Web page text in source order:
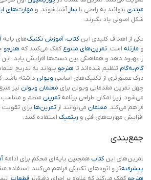
مبتدی بتوانند به راحتی با ساز آشنا شوند. و مهارت‌های
شکل اصولی یاد بگیرند.
یکی از اهداف کلیدی این کتاب،آموزش تکنیک‌های پایه
و مارتله است. تمرین‌های متنوع کمک می‌کنند که هنرجو
را بهبود دهد و هماهنگی بین دست‌ها افزایش یابد. این
گام‌به‌گام تنظیم شده‌اند تا هنرجو بتواند به تدریج
درک عمیق‌تری از تکنیک‌های اساسی ویولن
چهل تمرین مقدماتی ویولن برای معلمان ویولن نیز
می‌شود. زیرا امکان طراحی برنامه تمرینی منظم و
فراهم می‌کند. معلمان می‌توانند از تمرین‌ها برای
افزایش مهارت‌های فنی و ریتمیک استفاده کنند.
جمع‌بندی
تمرین‌های این کتاب همچنین پایه‌ای محکم برای ادامه
پیشرفته‌تر و اتودهای تکنیکی فراهم می‌کنند. استفاده
هنرجو کمک می‌کند که علاوه بر اجرای دقیق‌تر قطعات.